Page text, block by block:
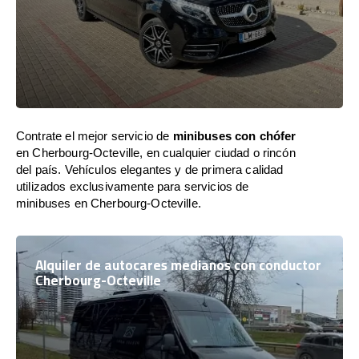
Contrate el mejor servicio de minibuses con chófer
en Cherbourg-Octeville, en cualquier ciudad o rincón
del país. Vehículos elegantes y de primera calidad
utilizados exclusivamente para servicios de
minibuses en Cherbourg-Octeville.
Alquiler de autocares medianos con conductor
Cherbourg-Octeville